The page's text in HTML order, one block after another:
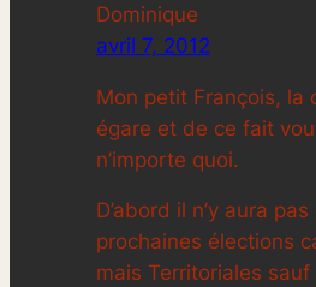
Dominique
avril 7, 2012
Mon petit François, la
égare et de ce fait
n’importe quoi.
D’abord il n’y aura pas
prochaines élections
mais Territoriales sauf